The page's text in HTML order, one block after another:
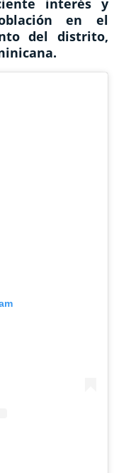
interés y
en el
del distrito,